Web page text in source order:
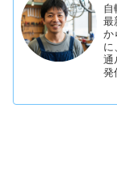
自
最
か
に
通
発